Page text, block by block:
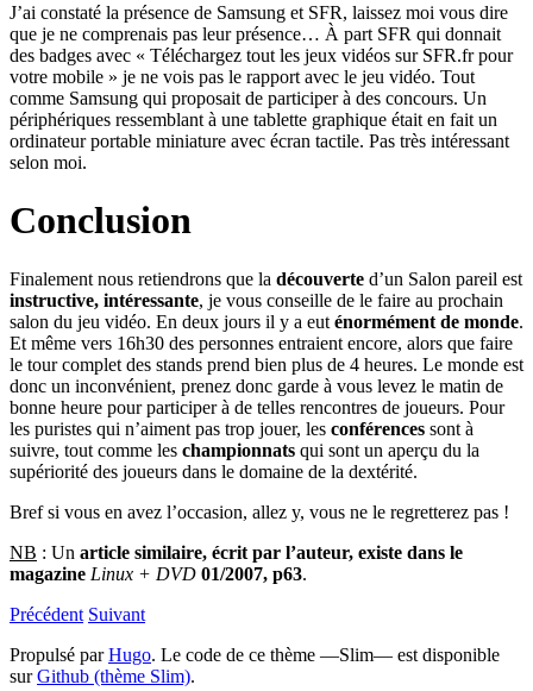
J’ai constaté la présence de Samsung et SFR, laissez moi vous dire
que je ne comprenais pas leur présence… À part SFR qui donnait
des badges avec « Téléchargez tout les jeux vidéos sur SFR.fr pour
votre mobile » je ne vois pas le rapport avec le jeu vidéo. Tout
comme Samsung qui proposait de participer à des concours. Un
périphériques ressemblant à une tablette graphique était en fait un
ordinateur portable miniature avec écran tactile. Pas très intéressant
selon moi.
Conclusion
Finalement nous retiendrons que la découverte d’un Salon pareil est
instructive, intéressante, je vous conseille de le faire au prochain
salon du jeu vidéo. En deux jours il y a eut énormément de monde.
Et même vers 16h30 des personnes entraient encore, alors que faire
le tour complet des stands prend bien plus de 4 heures. Le monde est
donc un inconvénient, prenez donc garde à vous levez le matin de
bonne heure pour participer à de telles rencontres de joueurs. Pour
les puristes qui n’aiment pas trop jouer, les conférences sont à
suivre, tout comme les championnats qui sont un aperçu du la
supériorité des joueurs dans le domaine de la dextérité.
Bref si vous en avez l’occasion, allez y, vous ne le regretterez pas !
NB : Un article similaire, écrit par l’auteur, existe dans le
magazine Linux + DVD 01/2007, p63.
Précédent Suivant
Propulsé parHugo. Le code de ce thème —Slim— est disponible
surGithub (thème Slim).